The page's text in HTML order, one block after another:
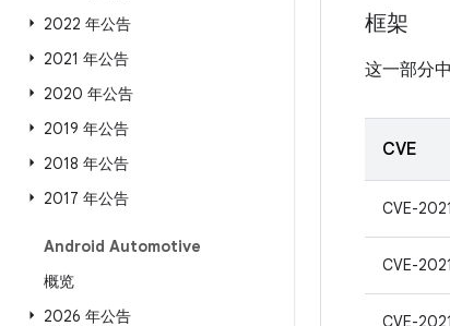
2022 年公告
2021 年公告
2020 年公告
2019 年公告
2018 年公告
2017 年公告
Android Automotive
概览
2026 年公告
框架
这一部分
CVE
CVE-
CVE-
CVE-